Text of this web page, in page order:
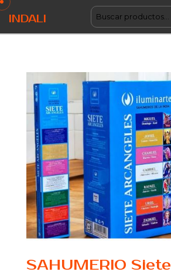
INDALI
SAHUMERIO Siete